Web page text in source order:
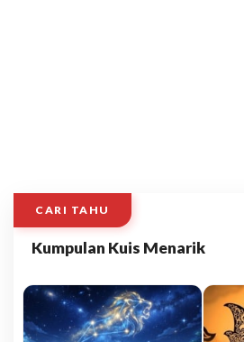
CARI TAHU
Kumpulan Kuis Menarik